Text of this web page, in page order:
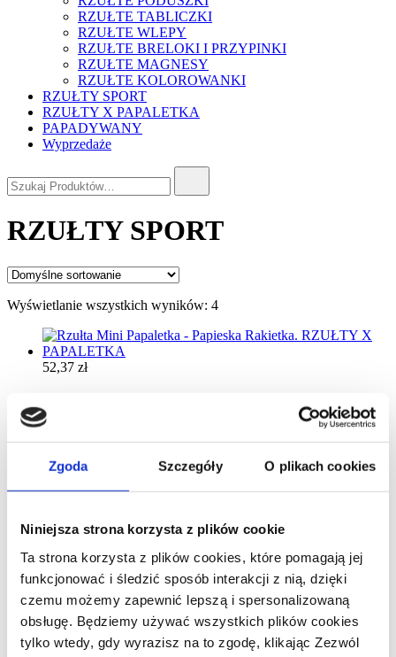
Zgoda Szczegóły O plikach cookies
Niniejsza strona korzysta z plików cookie
Ta strona korzysta z plików cookies, które pomagają jej
funkcjonować i śledzić sposób interakcji z nią, dzięki
czemu możemy zapewnić lepszą i spersonalizowaną
obsługę. Będziemy używać wszystkich plików cookies
tylko wtedy, gdy wyrazisz na to zgodę, klikając Zezwól
RZUŁTE TABLICZKI
RZUŁTE WLEPY
RZUŁTE BRELOKI I PRZYPINKI
RZUŁTE MAGNESY
RZUŁTE KOLOROWANKI
RZUŁTY SPORT
RZUŁTY X PAPALETKA
PAPADYWANY
Wyprzedaże
RZUŁTY SPORT
Wyświetlanie wszystkich wyników: 4
52,37 zł
Rzułta Mini Papaletka – Papieska
Rakietka. RZUŁTY X PAPALETKA
Dodaj do koszyczka Kup Teraz
Rzułta Papaletka – Papieska
Rakietka. RZUŁTY X PAPALETKA
NIE MA JUZ :(
45,37zł